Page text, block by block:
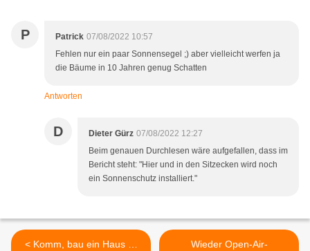
P Patrick 07/08/2022 10:57
Fehlen nur ein paar Sonnensegel ;) aber vielleicht werfen ja
die Bäume in 10 Jahren genug Schatten
Antworten
D Dieter Gürz 07/08/2022 12:27
Beim genauen Durchlesen wäre aufgefallen, dass im
Bericht steht: "Hier und in den Sitzecken wird noch
ein Sonnenschutz installiert."
< Komm, bau ein Haus …
Wieder Open-Air-